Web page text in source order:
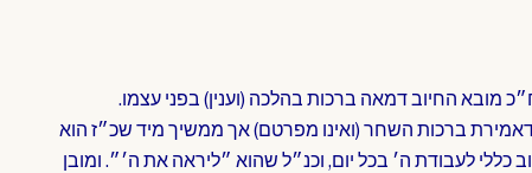
החיוב דמאה ברכות בהלכה (וענין) בפני עצמו.
ברכות השחר (ואינו מפרטם) אך ממשיך מיד שכ״ז הוא
כללי לעבודת ה׳ בכל יום, וכנ״ל שהוא ״ליראה את ה׳״. ומובן